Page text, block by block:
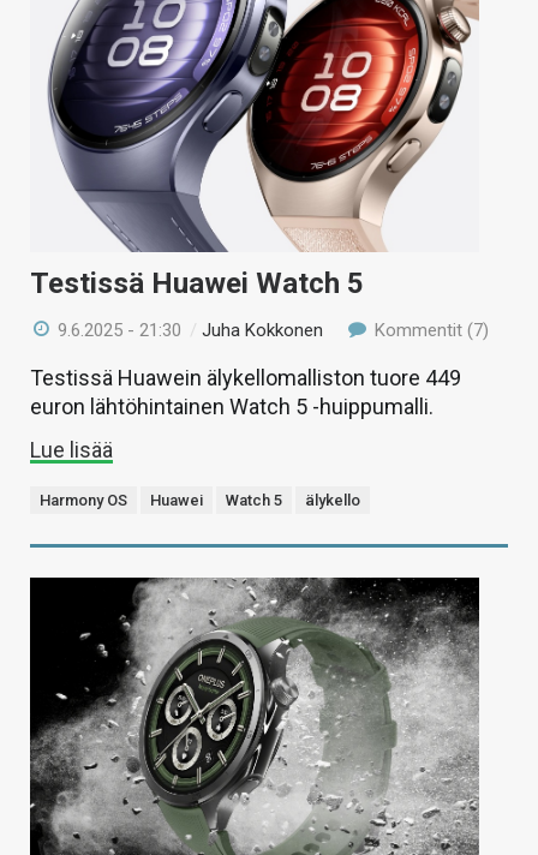
Testissä Huawei Watch 5
9.6.2025 - 21:30 /Juha Kokkonen Kommentit (7)
Testissä Huawein älykellomalliston tuore 449
euron lähtöhintainen Watch 5 -huippumalli.
Lue lisää
Harmony OS Huawei Watch 5 älykello